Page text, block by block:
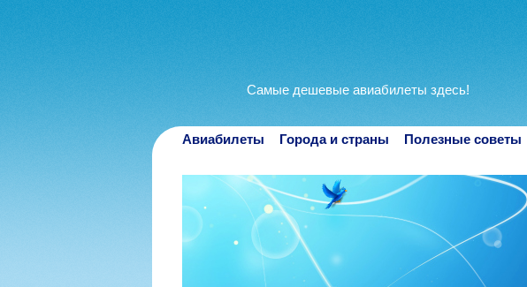
Авиабилеты Города и страны Полезные советы
Самые дешевые авиабилеты здесь!